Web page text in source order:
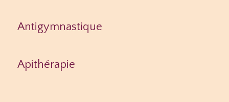
Antigymnastique
Apithérapie